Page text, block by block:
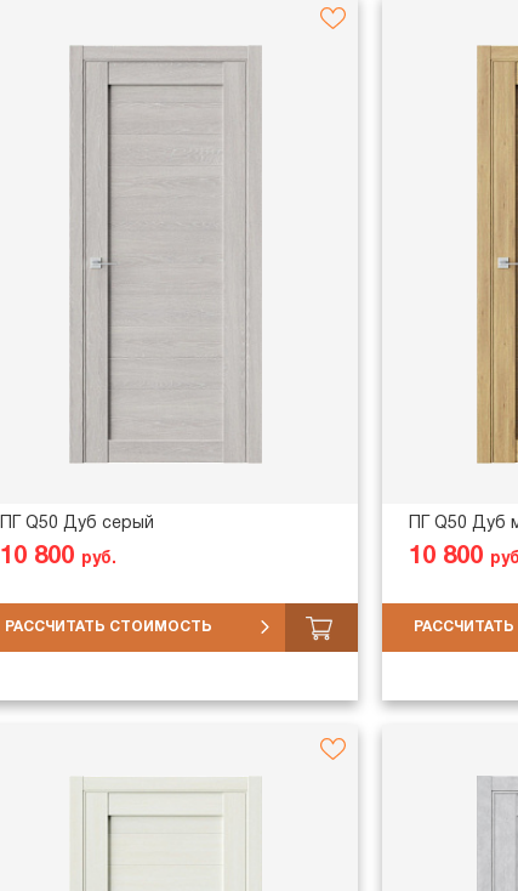
ПГ Q50 Дуб серый
10 800 руб.
РАССЧИТАТЬ СТОИМОСТЬ
ПГ Q50 Дуб
10 800